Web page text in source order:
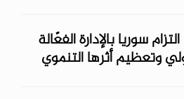
سوريا بالإدارة الفعّالة
وتعظيم أثرها التنموي